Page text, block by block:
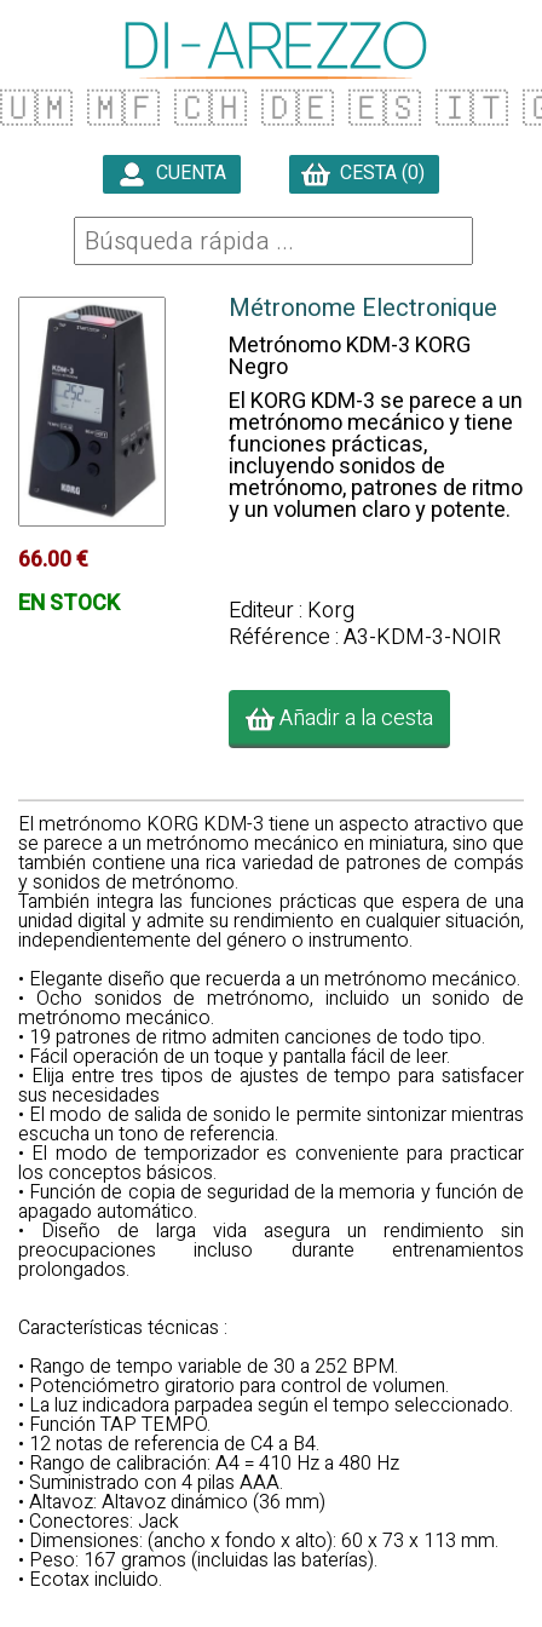
🇺🇲 🇲🇫 🇨🇭 🇩🇪 🇪🇸 🇮🇹
CUENTA CESTA (0)
66.00 €
EN STOCK
Métronome Electronique
Metrónomo KDM-3 KORG
Negro
El KORG KDM-3 se parece a un
metrónomo mecánico y tiene
funciones prácticas,
incluyendo sonidos de
metrónomo, patrones de ritmo
y un volumen claro y potente.
Editeur : Korg
Référence : A3-KDM-3-NOIR
Añadir a la cesta
El metrónomo KORG KDM-3 tiene un aspecto atractivo que
se parece a un metrónomo mecánico en miniatura, sino que
también contiene una rica variedad de patrones de compás
y sonidos de metrónomo.
También integra las funciones prácticas que espera de una
unidad digital y admite su rendimiento en cualquier situación,
independientemente del género o instrumento.
• Elegante diseño que recuerda a un metrónomo mecánico.
• Ocho sonidos de metrónomo, incluido un sonido de
metrónomo mecánico.
• 19 patrones de ritmo admiten canciones de todo tipo.
• Fácil operación de un toque y pantalla fácil de leer.
• Elija entre tres tipos de ajustes de tempo para satisfacer
sus necesidades
• El modo de salida de sonido le permite sintonizar mientras
escucha un tono de referencia.
• El modo de temporizador es conveniente para practicar
los conceptos básicos.
• Función de copia de seguridad de la memoria y función de
apagado automático.
• Diseño de larga vida asegura un rendimiento sin
preocupaciones incluso durante entrenamientos
prolongados.
Características técnicas :
• Rango de tempo variable de 30 a 252 BPM.
• Potenciómetro giratorio para control de volumen.
• La luz indicadora parpadea según el tempo seleccionado.
• Función TAP TEMPO.
• 12 notas de referencia de C4 a B4.
• Rango de calibración: A4 = 410 Hz a 480 Hz
• Suministrado con 4 pilas AAA.
• Altavoz: Altavoz dinámico (36 mm)
• Conectores: Jack
• Dimensiones: (ancho x fondo x alto): 60 x 73 x 113 mm.
• Peso: 167 gramos (incluidas las baterías).
• Ecotax incluido.